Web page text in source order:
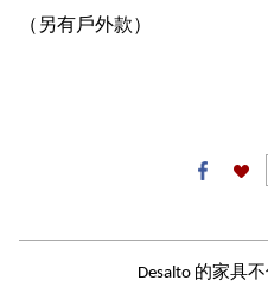
（另有戶外款）
Desalto 的家具